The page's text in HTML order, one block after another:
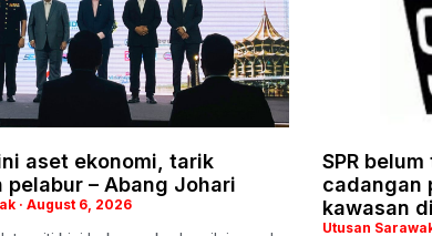
aset ekonomi, tarik
pelabur – Abang Johari
August 6, 2026
SPR
cadangan
kawasan
Utusan